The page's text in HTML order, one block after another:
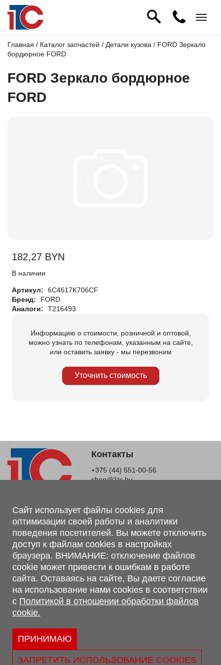
Главная / Каталог запчастей / Детали кузова / FORD Зеркало
бордюрное FORD
FORD Зеркало бордюрное
FORD
182,27 BYN
В наличии
Артикул:
6C4617K706CF
Бренд:
FORD
Аналоги:
T216493
Информацию о стоимости, розничной и оптовой,
можно узнать по телефонам, указанным на сайте,
или оставить заявку - мы перезвоним
Уточнить стоимость
Контакты
+375 (44) 551-00-56
shop@1tc.by
Магазин, склад
г. Минск, Минский р-н, п. Привольный, ул. Мира, 20А,
223062
г. Брест, ул. Лейтенанта Рябцева, 108 В, 224701
Обращаем Ваше внимание, что вся предоставленная на сайте
информация, касающаяся комплектаций, технических
характеристик, цветовых сочетаний, а также стоимости и
сервисного обслуживания носит информационный характер и
не является публичной офертой, определяемой п.2 ст.407
Гражданского кодекса Республики Беларусь.
Политика обработки персональных данных
Политикой в отношении обработки файлов cookie.
Сайт использует файлы cookies для
оптимизации своей работы и аналитики
поведения посетителей. Вы можете отключить
доступ к файлам cookies в настройках
браузера. ВНИМАНИЕ: отключение файлов
cookie может привести к ошибкам в работе
сайта. Оставаясь на сайте, Вы даете согласие
на использование нами cookies в соответствии
с Политикой в отношении обработки файлов
cookie.
ПРИНИМАЮ
ЗАПРЕТИТЬ ИСПОЛЬЗОВАНИЕ COOKIES